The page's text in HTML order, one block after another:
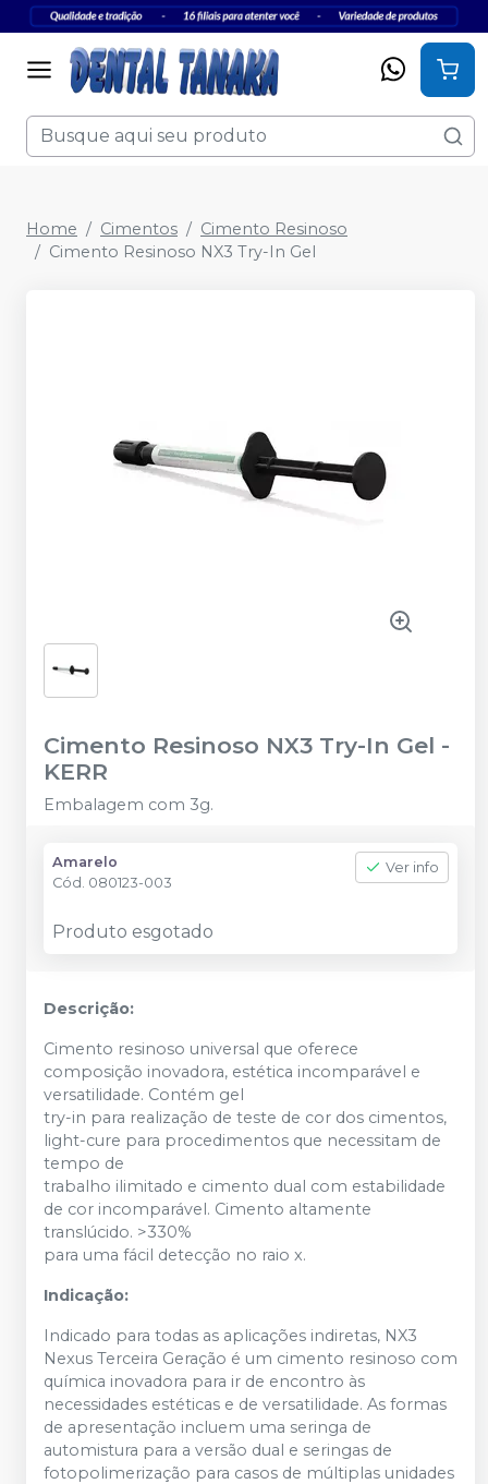
Home Cimentos
Cimento Resinoso
Cimento Resinoso NX3 Try-In Gel
Cimento Resinoso NX3 Try-In Gel -
KERR
Embalagem com 3g.
Amarelo
Cód. 080123-003
Ver info
Produto esgotado
Descrição:
Cimento resinoso universal que oferece
composição inovadora, estética incomparável e
versatilidade. Contém gel
try-in para realização de teste de cor dos cimentos,
light-cure para procedimentos que necessitam de
tempo de
trabalho ilimitado e cimento dual com estabilidade
de cor incomparável. Cimento altamente
translúcido. >330%
para uma fácil detecção no raio x.
Indicação:
Indicado para todas as aplicações indiretas, NX3
Nexus Terceira Geração é um cimento resinoso com
química inovadora para ir de encontro às
necessidades estéticas e de versatilidade. As formas
de apresentação incluem uma seringa de
automistura para a versão dual e seringas de
fotopolimerização para casos de múltiplas unidades